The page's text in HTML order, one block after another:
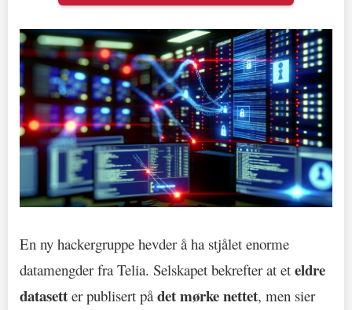
En ny hackergruppe hevder å ha stjålet enorme
datamengder fra Telia. Selskapet bekrefter at et eldre
datasett er publisert pådet mørke nettet, men sier